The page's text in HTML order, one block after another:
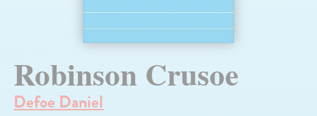
Robinson Crusoe
Defoe Daniel